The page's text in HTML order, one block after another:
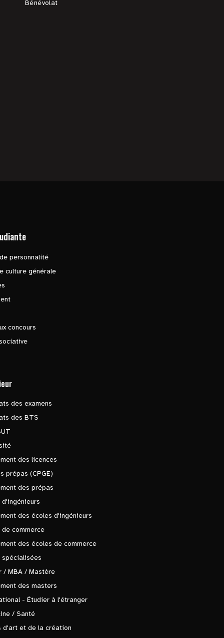
Bénévolat
personnalité
culture générale
concours
des examens
des BTS
des licences
prépas (CPGE)
des prépas
d'ingénieurs
des écoles d'ingénieurs
de commerce
des écoles de commerce
spécialisées
/ MBA / Mastère
des masters
- Étudier à l'étranger
/ Santé
d'art et de la création